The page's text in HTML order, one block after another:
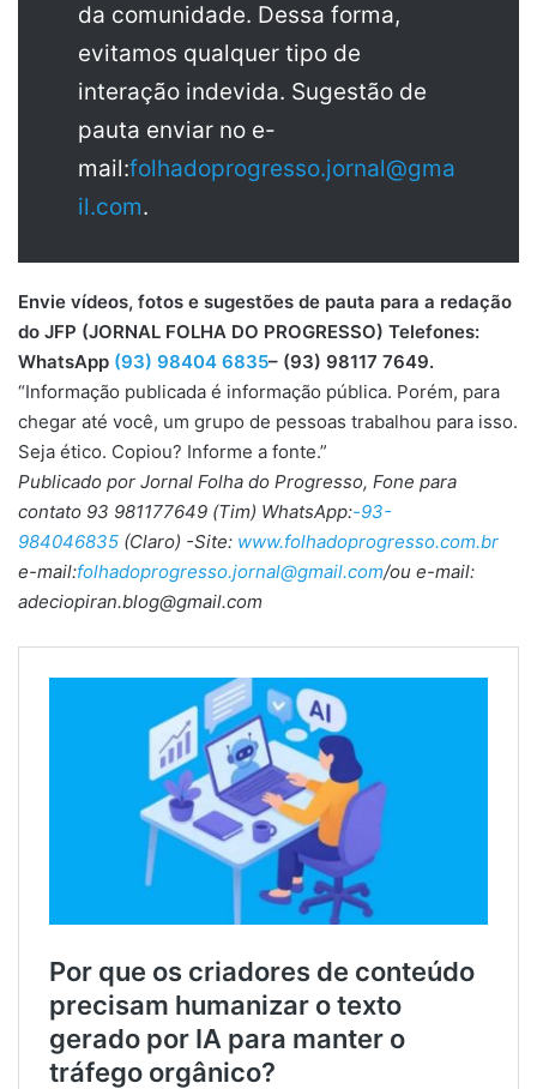
da comunidade. Dessa forma,
evitamos qualquer tipo de
interação indevida. Sugestão de
pauta enviar no e-
mail:folhadoprogresso.jornal@gma
il.com.
Envie vídeos, fotos e sugestões de pauta para a redação
do JFP (JORNAL FOLHA DO PROGRESSO) Telefones:
WhatsApp (93) 98404 6835– (93) 98117 7649.
“Informação publicada é informação pública. Porém, para
chegar até você, um grupo de pessoas trabalhou para isso.
Seja ético. Copiou? Informe a fonte.”
Publicado por Jornal Folha do Progresso, Fone para
contato 93 981177649 (Tim) WhatsApp:-93-
984046835 (Claro) -Site: www.folhadoprogresso.com.br
e-mail:folhadoprogresso.jornal@gmail.com/ou e-mail:
adeciopiran.blog@gmail.com